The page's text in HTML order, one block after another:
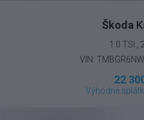
Škoda
1.0 TSI ,
VIN:
22
Výhodné